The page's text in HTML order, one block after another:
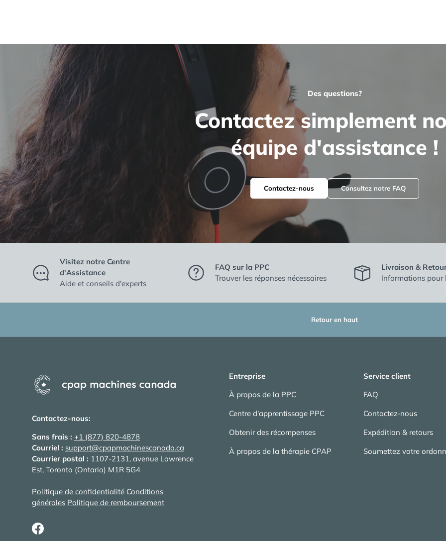
Des questions?
Contactez simplement
équipe d'assistance !
Contactez-nous Consultez notre FAQ
Visitez notre Centre
d'Assistance
Aide et conseils d'experts
FAQ sur la PPC
Trouver les réponses nécessaires
Livraison &
Informations pour
Retour en haut
Contactez-nous:
Sans frais : +1 (877) 820-4878
Courriel : support@cpapmachinescanada.ca
Courrier postal : 1107-2131, avenue Lawrence
Est, Toronto (Ontario) M1R 5G4
Politique de confidentialité Conditions
générales Politique de remboursement
Facebook
Entreprise
À propos de la PPC
Centre d'apprentissage PPC
Obtenir des récompenses
À propos de la thérapie CPAP
Service client
FAQ
Contactez-nous
Expédition & retours
Soumettez votre